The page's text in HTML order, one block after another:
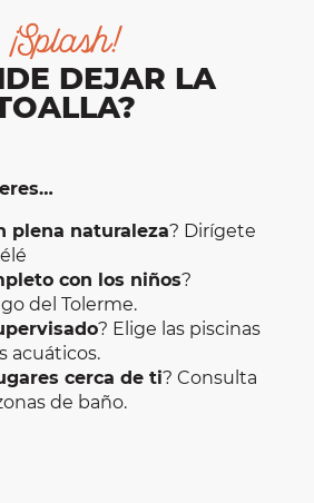
¡Splash!
DEJAR LA
plena naturaleza? Dirígete
con los niños?
del Tolerme.
? Elige las piscinas
acuáticos.
cerca de ti? Consulta
de baño.